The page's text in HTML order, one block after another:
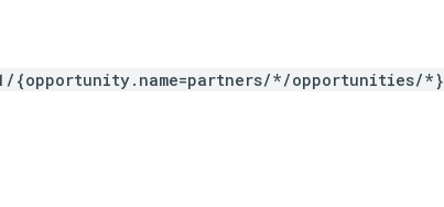
{opportunity.name=partners/*/opportunities/*}